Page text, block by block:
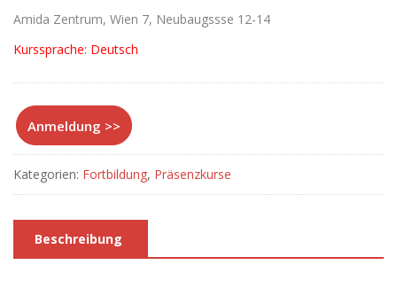
Amida Zentrum, Wien 7, Neubaugssse 12-14
Kurssprache: Deutsch
Anmeldung >>
Kategorien: Fortbildung, Präsenzkurse
Beschreibung